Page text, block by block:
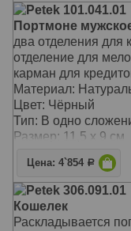
Petek 101.041.01
Портмоне
два отделения для
отделение для
карман для
Материал:
Цвет: Чёрный
Тип: В одно
Размер: 11,5 х 9 см
Цена: 4`854 Р
Petek 306.091.01
Кошелек
Раскладывается